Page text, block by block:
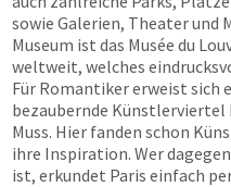
sowie Galerien, Theater und
Museum ist das Musée du
weltweit, welches
Für Romantiker erweist sich
bezaubernde
Muss. Hier fanden schon
ihre Inspiration. Wer
ist, erkundet Paris einfach